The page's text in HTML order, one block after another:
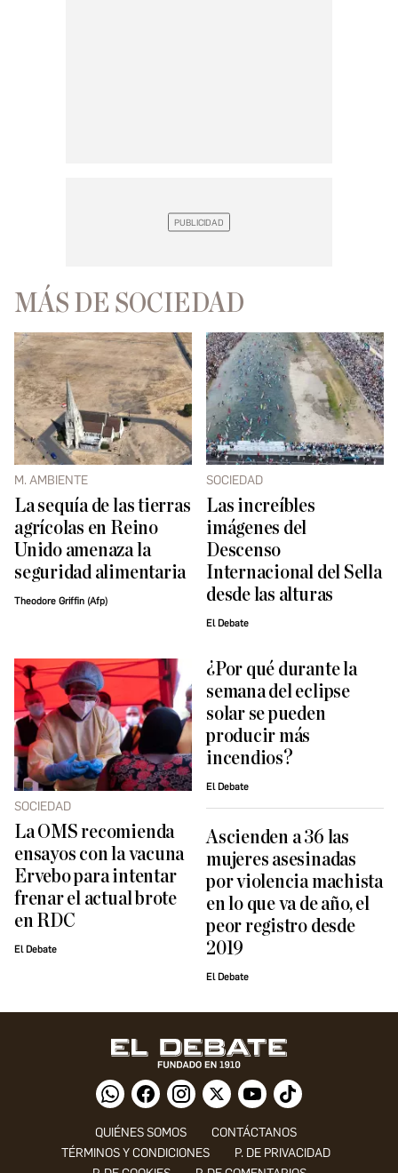
MÁS DE SOCIEDAD
M. AMBIENTE
La sequía de las tierras
agrícolas en Reino
Unido amenaza la
seguridad alimentaria
Theodore Griffin (Afp)
SOCIEDAD
Las increíbles
imágenes del
Descenso
Internacional del Sella
desde las alturas
El Debate
SOCIEDAD
La OMS recomienda
ensayos con la vacuna
Ervebo para intentar
frenar el actual brote
en RDC
El Debate
¿Por qué durante la
semana del eclipse
solar se pueden
producir más
incendios?
El Debate
Ascienden a 36 las
mujeres asesinadas
por violencia machista
en lo que va de año, el
peor registro desde
2019
El Debate
QUIÉNES SOMOS
CONTÁCTANOS
TÉRMINOS Y CONDICIONES
P. DE PRIVACIDAD